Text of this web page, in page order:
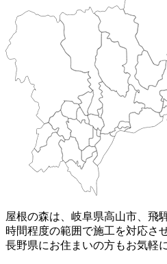
屋根の森は、岐阜県高山市、飛
時間程度の範囲で施工を対応さ
長野県にお住まいの方もお気軽